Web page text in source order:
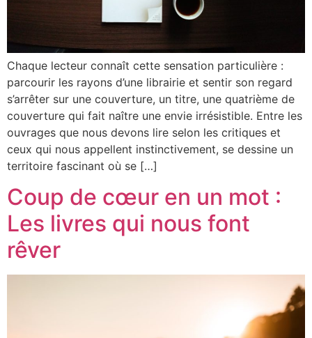
Chaque lecteur connaît cette sensation particulière :
parcourir les rayons d’une librairie et sentir son regard
s’arrêter sur une couverture, un titre, une quatrième de
couverture qui fait naître une envie irrésistible. Entre les
ouvrages que nous devons lire selon les critiques et
ceux qui nous appellent instinctivement, se dessine un
territoire fascinant où se […]
Coup de cœur en un mot :
Les livres qui nous font
rêver